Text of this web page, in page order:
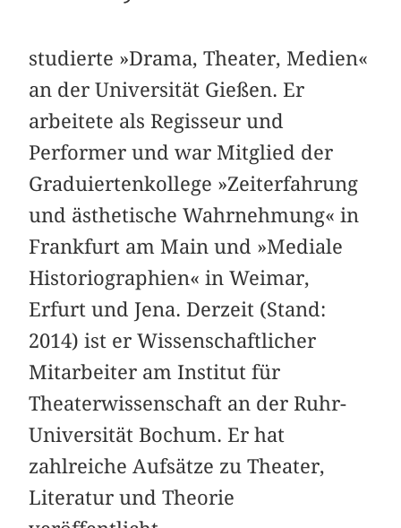
studierte »Drama, Theater, Medien«
an der Universität Gießen. Er
arbeitete als Regisseur und
Performer und war Mitglied der
Graduiertenkollege »Zeiterfahrung
und ästhetische Wahrnehmung« in
Frankfurt am Main und »Mediale
Historiographien« in Weimar,
Erfurt und Jena. Derzeit (Stand:
2014) ist er Wissenschaftlicher
Mitarbeiter am Institut für
Theaterwissenschaft an der Ruhr-
Universität Bochum. Er hat
zahlreiche Aufsätze zu Theater,
Literatur und Theorie